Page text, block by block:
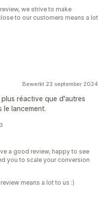
we strive to make
to our customers means a lot
Bewerkt 23 september 2024
réactive que d'autres
le lancement.
a good review, happy to see
you to scale your conversion
means a lot to us :)